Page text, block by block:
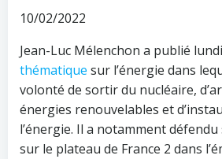
10/02/2022
Jean-Luc Mélenchon a publié
thématique sur l’énergie dans
volonté de sortir du nucléaire,
énergies renouvelables et
l’énergie. Il a notamment
sur le plateau de France 2 dans